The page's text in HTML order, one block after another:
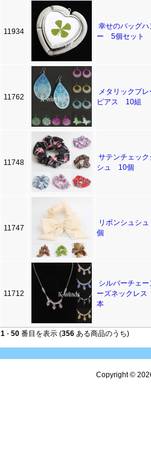
11934
幸せのバッグハ
ー 5個セット
11762
メタリックプレ
ピアス 10組
11748
サテンチェック
シュ 10個
11747
リボンシュシ
個
11712
シルバーチェー
ーズネックレ
本
1 - 50 番目を表示 (356 ある商品のうち)
Copyright ©